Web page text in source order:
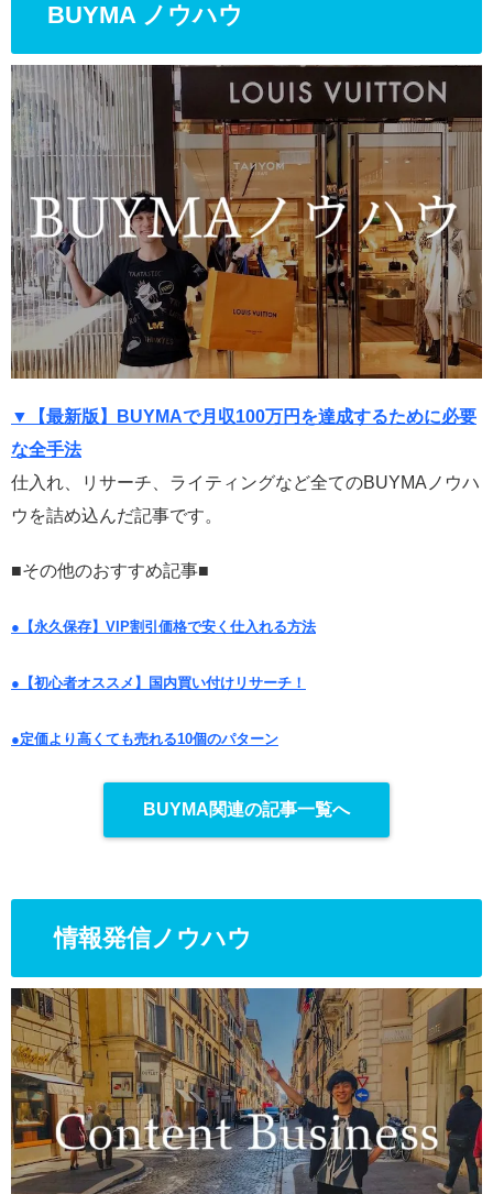
BUYMA ノウハウ
▼【最新版】BUYMAで月収100万円を達成するために必要
な全手法
仕入れ、リサーチ、ライティングなど全てのBUYMAノウハ
ウを詰め込んだ記事です。
■その他のおすすめ記事■
●【永久保存】VIP割引価格で安く仕入れる方法
●【初心者オススメ】国内買い付けリサーチ！
●定価より高くても売れる10個のパターン
BUYMA関連の記事一覧へ
情報発信ノウハウ